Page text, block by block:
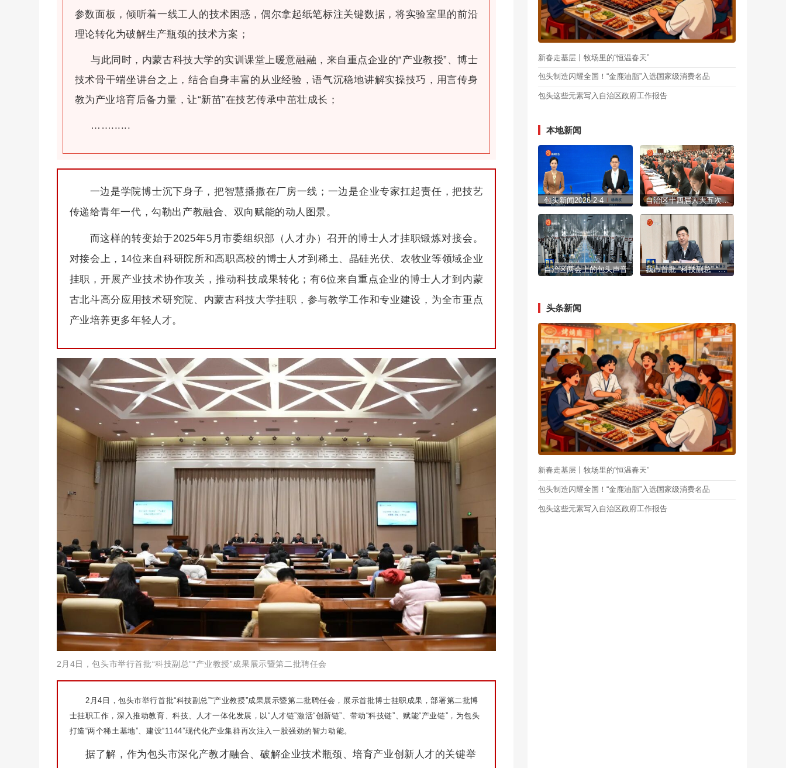
参数面板，倾听着一线工人的技术困惑，偶尔拿起纸笔标注关键数据，将实验室里的前沿
理论转化为破解生产瓶颈的技术方案；
与此同时，内蒙古科技大学的实训课堂上暖意融融，来自重点企业的“产业教授”、博士
技术骨干端坐讲台之上，结合自身丰富的从业经验，语气沉稳地讲解实操技巧，用言传身
教为产业培育后备力量，让“新苗”在技艺传承中茁壮成长；
……......
一边是学院博士沉下身子，把智慧播撒在厂房一线；一边是企业专家扛起责任，把技艺
传递给青年一代，勾勒出产教融合、双向赋能的动人图景。
而这样的转变始于2025年5月市委组织部（人才办）召开的博士人才挂职锻炼对接会。
对接会上，14位来自科研院所和高职高校的博士人才到稀土、晶硅光伏、农牧业等领域企业
挂职，开展产业技术协作攻关，推动科技成果转化；有6位来自重点企业的博士人才到内蒙
古北斗高分应用技术研究院、内蒙古科技大学挂职，参与教学工作和专业建设，为全市重点
产业培养更多年轻人才。
2月4日，包头市举行首批“科技副总”“产业教授”成果展示暨第二批聘任会
2月4日，包头市举行首批“科技副总”“产业教授”成果展示暨第二批聘任会，展示首批博士挂职成果，部署第二批博
士挂职工作，深入推动教育、科技、人才一体化发展，以“人才链”激活“创新链”、带动“科技链”、赋能“产业链”，为包头
打造“两个稀土基地”、建设“1144”现代化产业集群再次注入一股强劲的智力动能。
据了解，作为包头市深化产教才融合、破解企业技术瓶颈、培育产业创新人才的关键举
新春走基层丨牧场里的“恒温春天”
包头制造闪耀全国！“金鹿油脂”入选国家级消费名品
包头这些元素写入自治区政府工作报告
本地新闻
包头新闻2026-2-4 自治区十四届人大五次会议开幕
自治区两会上的包头声音 我市首批 “科技副总” “产业教授”进行成果展示
头条新闻
新春走基层丨牧场里的“恒温春天”
包头制造闪耀全国！“金鹿油脂”入选国家级消费名品
包头这些元素写入自治区政府工作报告